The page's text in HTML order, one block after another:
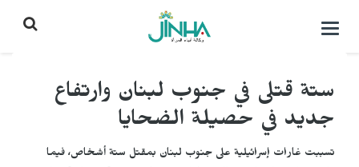
التحكم
ستة قتلى في جنوب لبنان وارتفاع
جديد في حصيلة الضحايا
تسببت غارات إسرائيلية على جنوب لبنان بمقتل ستة أشخاص، فيما